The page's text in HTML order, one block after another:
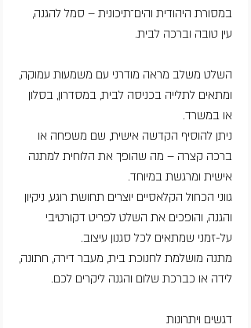
במסורת היהודית והים־תיכונית – סמל להגנה,
עין טובה וברכה לבית.
השלט משלב מראה מודרני עם משמעות עמוקה,
ומתאים לתלייה בכניסה לבית, במסדרון, בסלון
או במשרד.
ניתן להוסיף הקדשה אישית, שם משפחה או
ברכה קצרה – מה שהופך את הלוחית למתנה
אישית ומרגשת במיוחד.
גווני הכחול הקלאסיים יוצרים תחושת רוגע, ניקיון
והגנה, והופכים את השלט לפריט דקורטיבי
על-זמני שמתאים לכל סגנון עיצוב.
מתנה מושלמת לחנוכת בית, מעבר דירה, חתונה,
לידה או כברכת שלום והגנה ליקרים לכם.
דגשים ויתרונות